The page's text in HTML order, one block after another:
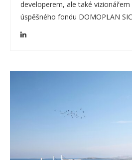
developerem, ale také vizionářem
úspěšného fondu DOMOPLAN